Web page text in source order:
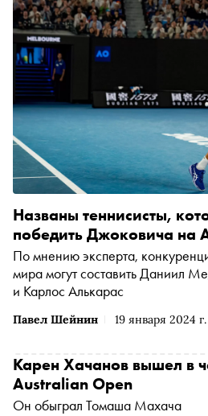
Павел Шейнин 19 января 2024 г.
Названы теннисисты,
победить Джоковича на
По мнению эксперта,
мира могут составить Даниил
и Карлос Алькарас
Карен Хачанов вышел в
Australian Open
Он обыграл Томаша Махача